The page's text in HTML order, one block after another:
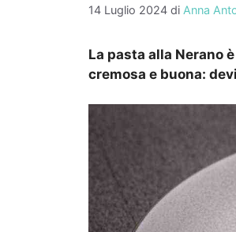
14 Luglio 2024 di Anna
La pasta alla Nerano
cremosa e buona: